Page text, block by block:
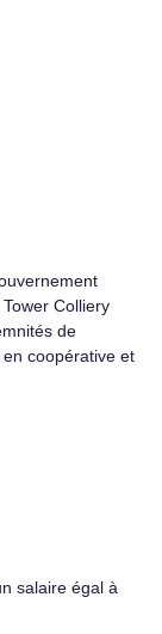
Colliery
de
en coopérative et
salaire égal à